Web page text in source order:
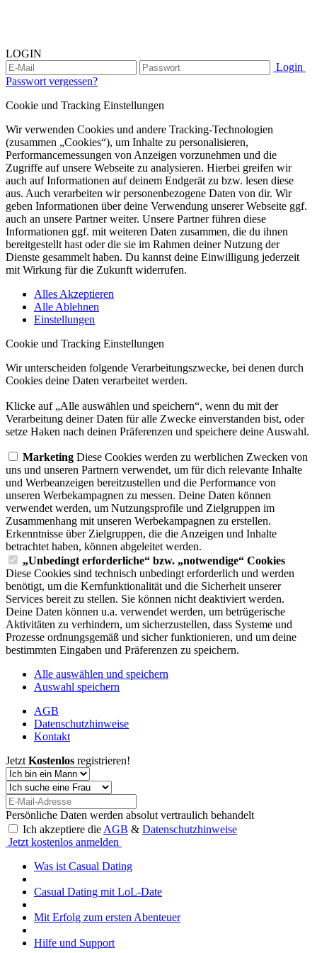
LOGIN
Login
Passwort vergessen?
Cookie und Tracking Einstellungen
Wir verwenden Cookies und andere Tracking-Technologien
(zusammen „Cookies“), um Inhalte zu personalisieren,
Performancemessungen von Anzeigen vorzunehmen und die
Zugriffe auf unsere Webseite zu analysieren. Hierbei greifen wir
auch auf Informationen auf deinem Endgerät zu bzw. lesen diese
aus. Auch verarbeiten wir personenbezogene Daten von dir. Wir
geben Informationen über deine Verwendung unserer Webseite ggf.
auch an unsere Partner weiter. Unsere Partner führen diese
Informationen ggf. mit weiteren Daten zusammen, die du ihnen
bereitgestellt hast oder die sie im Rahmen deiner Nutzung der
Dienste gesammelt haben. Du kannst deine Einwilligung jederzeit
mit Wirkung für die Zukunft widerrufen.
Alles Akzeptieren
Alle Ablehnen
Einstellungen
Cookie und Tracking Einstellungen
Wir unterscheiden folgende Verarbeitungszwecke, bei denen durch
Cookies deine Daten verarbeitet werden.
Klicke auf „Alle auswählen und speichern“, wenn du mit der
Verarbeitung deiner Daten für alle Zwecke einverstanden bist, oder
setze Haken nach deinen Präferenzen und speichere deine Auswahl.
Marketing Diese Cookies werden zu werblichen Zwecken von
uns und unseren Partnern verwendet, um für dich relevante Inhalte
und Werbeanzeigen bereitzustellen und die Performance von
unseren Werbekampagnen zu messen. Deine Daten können
verwendet werden, um Nutzungsprofile und Zielgruppen im
Zusammenhang mit unseren Werbekampagnen zu erstellen.
Erkenntnisse über Zielgruppen, die die Anzeigen und Inhalte
betrachtet haben, können abgeleitet werden.
„Unbedingt erforderliche“ bzw. „notwendige“ Cookies
Diese Cookies sind technisch unbedingt erforderlich und werden
benötigt, um die Kernfunktionalität und die Sicherheit unserer
Services bereit zu stellen. Sie können nicht deaktiviert werden.
Deine Daten können u.a. verwendet werden, um betrügerische
Aktivitäten zu verhindern, um sicherzustellen, dass Systeme und
Prozesse ordnungsgemäß und sicher funktionieren, und um deine
bestimmten Eingaben und Präferenzen zu speichern.
Alle auswählen und speichern
Auswahl speichern
AGB
Datenschutzhinweise
Kontakt
Jetzt Kostenlos registrieren!
Persönliche Daten werden absolut vertraulich behandelt
Ich akzeptiere die AGB & Datenschutzhinweise
Jetzt kostenlos anmelden
Was ist Casual Dating
Casual Dating mit LoL-Date
Mit Erfolg zum ersten Abenteuer
Hilfe und Support